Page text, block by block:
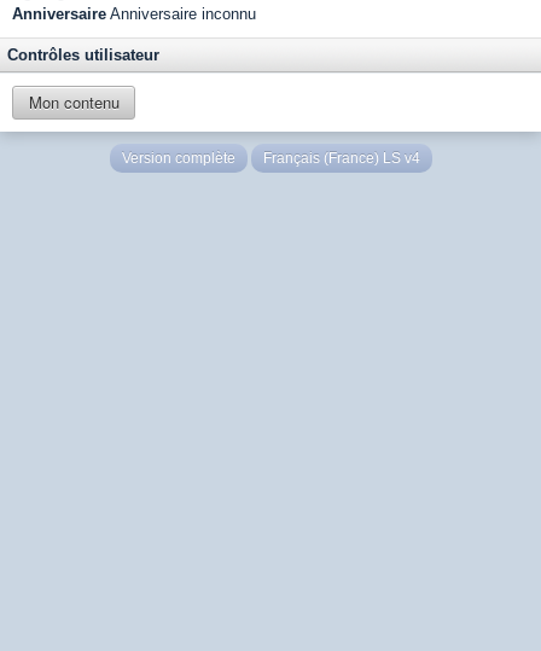
Anniversaire Anniversaire inconnu
Contrôles utilisateur
Mon contenu
Version complète Français (France) LS v4